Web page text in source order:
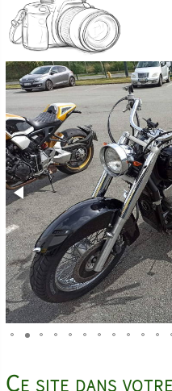
Ce site dans